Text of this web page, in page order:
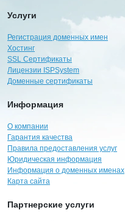
Услуги
Регистрация доменных имен
Хостинг
SSL Сертификаты
Лицензии ISPSystem
Доменные сертификаты
Информация
О компании
Гарантия качества
Правила предоставления услуг
Юридическая информация
Информация о доменных именах
Карта сайта
Партнерские услуги